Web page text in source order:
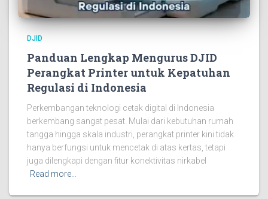
DJID
Panduan Lengkap Mengurus DJID
Perangkat Printer untuk Kepatuhan
Regulasi di Indonesia
Perkembangan teknologi cetak digital di Indonesia
berkembang sangat pesat. Mulai dari kebutuhan rumah
tangga hingga skala industri, perangkat printer kini tidak
hanya berfungsi untuk mencetak di atas kertas, tetapi
juga dilengkapi dengan fitur konektivitas nirkabel
Read more…